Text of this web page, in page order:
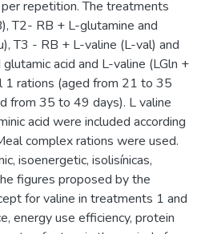
repetition. The treatments
T2- RB + L-glutamine and
T3 - RB + L-valine (L-val) and
acid and L-valine (LGln +
1 rations (aged from 21 to 35
from 35 to 49 days). L valine
acid were included according
complex rations were used.
isoenergetic, isolisínicas,
figures proposed by the
for valine in treatments 1 and
energy use efficiency, protein